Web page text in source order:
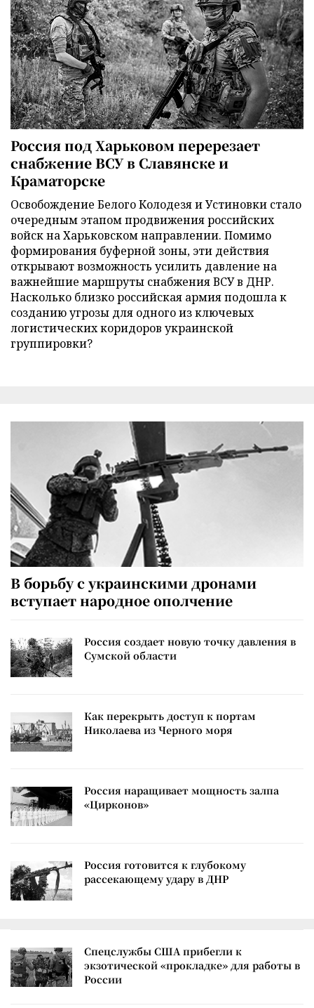
Россия под Харьковом перерезает
снабжение ВСУ в Славянске и
Краматорске
Освобождение Белого Колодезя и Устиновки стало
очередным этапом продвижения российских
войск на Харьковском направлении. Помимо
формирования буферной зоны, эти действия
открывают возможность усилить давление на
важнейшие маршруты снабжения ВСУ в ДНР.
Насколько близко российская армия подошла к
созданию угрозы для одного из ключевых
логистических коридоров украинской
группировки?
В борьбу с украинскими дронами
вступает народное ополчение
Россия создает новую точку давления в
Сумской области
Как перекрыть доступ к портам
Николаева из Черного моря
Россия наращивает мощность залпа
«Цирконов»
Россия готовится к глубокому
рассекающему удару в ДНР
Спецслужбы США прибегли к
экзотической «прокладке» для работы в
России